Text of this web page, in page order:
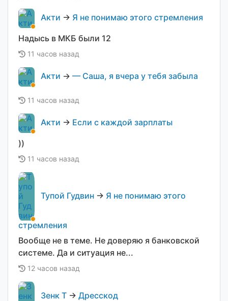
Акти → Я не понимаю этого стремления
Надысь в МКБ были 12
11 часов назад
Акти → — Саша, я вчера у тебя забыла
11 часов назад
Акти → Если с каждой зарплаты
))
11 часов назад
Тупой Гудвин → Я не понимаю этого
стремления
Вообще не в теме. Не доверяю я банковской
системе. Да и ситуация не...
12 часов назад
Зенк Т → Дресскод